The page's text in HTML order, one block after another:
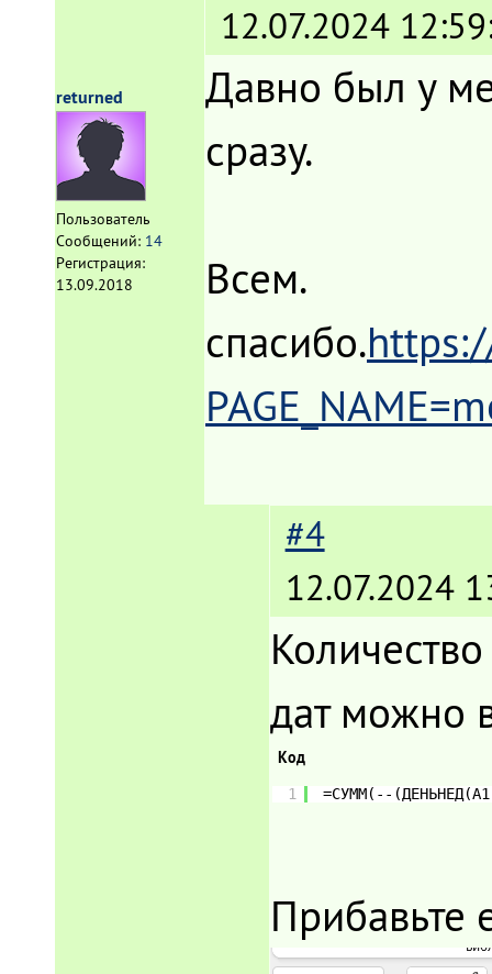
returned
Пользователь
Сообщений: 14
Регистрация:
13.09.2018
12.07.2024
Давно был у
сразу.
Всем.
спасибо.
#4
12.07.2024
дат можно
Код
1 =СУММ(--
Прибавьте